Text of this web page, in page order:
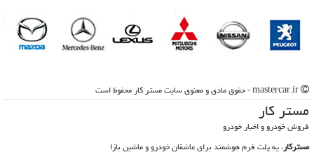
مستر كار
فروش خودرو و اخبار خودرو
مسترکار، یه پلت فرم هوشمند برای عاشقان خودرو و ماشین بازا